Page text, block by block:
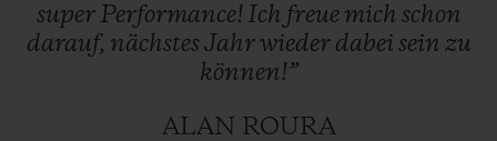
super Performance! Ich freue mich schon
darauf, nächstesJahrwieder dabei sein zu
können!”
ALAN ROURA